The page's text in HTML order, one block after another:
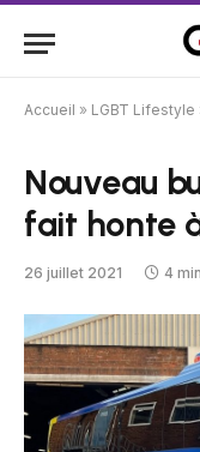
Accueil » LGBT Lifestyle
Nouveau
fait honte
26 juillet 2021 4